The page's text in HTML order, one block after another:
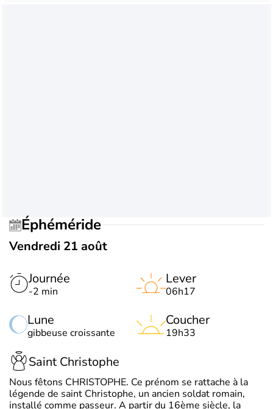
Éphéméride
Vendredi 21 août
Journée
-2 min
Lune
gibbeuse croissante
Lever
06h17
Coucher
19h33
Saint Christophe
Nous fêtons CHRISTOPHE. Ce prénom se rattache à la
légende de saint Christophe, un ancien soldat romain,
installé comme passeur. A partir du 16ème siècle, la